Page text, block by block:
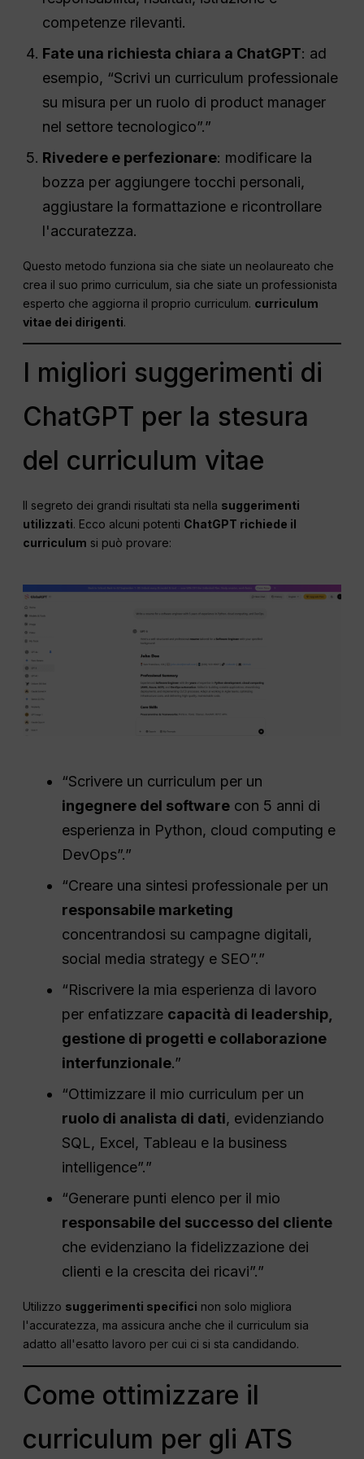
competenze rilevanti.
Fate una richiesta chiara a ChatGPT: ad
esempio, “Scrivi un curriculum professionale
su misura per un ruolo di product manager
nel settore tecnologico”.”
Rivedere e perfezionare: modificare la
bozza per aggiungere tocchi personali,
aggiustare la formattazione e ricontrollare
l'accuratezza.
Questo metodo funziona sia che siate un neolaureato che
crea il suo primo curriculum, sia che siate un professionista
esperto che aggiorna il proprio curriculum. curriculum
vitae dei dirigenti.
I migliori suggerimenti di
ChatGPT per la stesura
del curriculum vitae
Il segreto dei grandi risultati sta nella suggerimenti
utilizzati. Ecco alcuni potenti ChatGPT richiede il
curriculum si può provare:
“Scrivere un curriculum per un
ingegnere del software con 5 anni di
esperienza in Python, cloud computing e
DevOps”.”
“Creare una sintesi professionale per un
responsabile marketing
concentrandosi su campagne digitali,
social media strategy e SEO”.”
“Riscrivere la mia esperienza di lavoro
per enfatizzare capacità di leadership,
gestione di progetti e collaborazione
interfunzionale.”
“Ottimizzare il mio curriculum per un
ruolo di analista di dati, evidenziando
SQL, Excel, Tableau e la business
intelligence”.”
“Generare punti elenco per il mio
responsabile del successo del cliente
che evidenziano la fidelizzazione dei
clienti e la crescita dei ricavi”.”
Utilizzo suggerimenti specifici non solo migliora
l'accuratezza, ma assicura anche che il curriculum sia
adatto all'esatto lavoro per cui ci si sta candidando.
Come ottimizzare il
curriculum per gli ATS